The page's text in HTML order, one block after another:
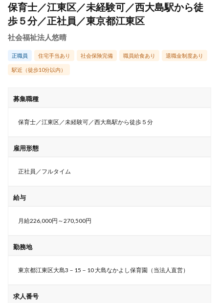
保育士／江東区／未経験可／西大島駅から徒
歩５分／正社員／東京都江東区
社会福祉法人悠晴
正職員 住宅手当あり 社会保険完備 職員給食あり 退職金制度あり
駅近（徒歩10分以内）
募集職種
保育士／江東区／未経験可／西大島駅から徒歩５分
雇用形態
正社員／フルタイム
給与
月給226,000円～270,500円
勤務地
東京都江東区大島3－15－10 大島なかよし保育園（当法人直営）
求人番号